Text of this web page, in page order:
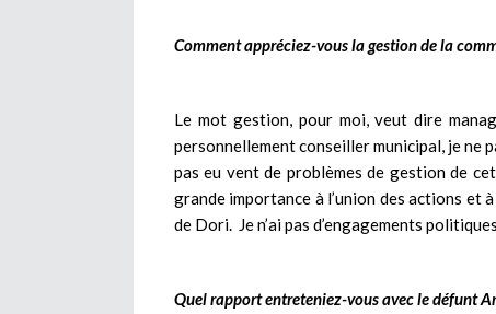
Comment appréciez-vous la gestion de la
Le mot gestion, pour moi, veut dire
personnellement conseiller municipal, je ne
pas eu vent de problèmes de gestion
grande importance à l’union des actions
de Dori. Je n’ai pas d’engagements
Quel rapport entreteniez-vous avec le défunt